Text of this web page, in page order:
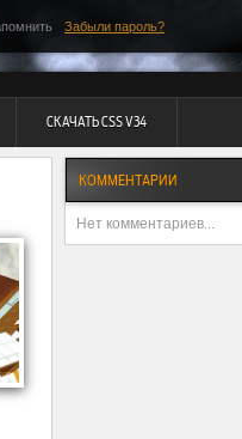
Забыли пароль?
СКАЧАТЬ CSS V34
КОММЕНТАРИИ
Нет комментариев...